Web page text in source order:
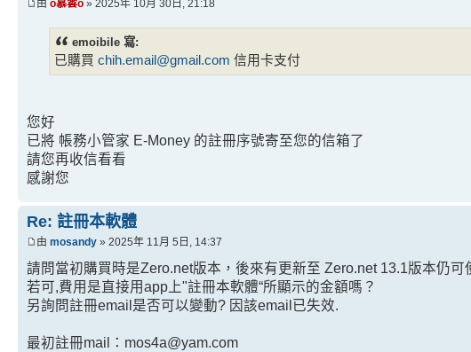
由 o慕雲o » 2025年 10月 30日, 21:18
emoibile 寫:
已購買 chih.email@gmail.com 信用卡支付
您好
已將 帳務小管家 E-Money 的註冊序號寄至您的信箱了
請您再收信看看
感謝您
Re: 註冊本軟體
由 mosandy » 2025年 11月 5日, 14:37
請問當初購買時是Zero.net版本，後來有更新至 Zero.net 13.1版本仍
若可,費用是直接用app上"註冊本軟體“所顯示的金額嗎？
另詢問註冊email是否可以變動? 因該email已失效.
最初註冊mail：mos4a@yam.com